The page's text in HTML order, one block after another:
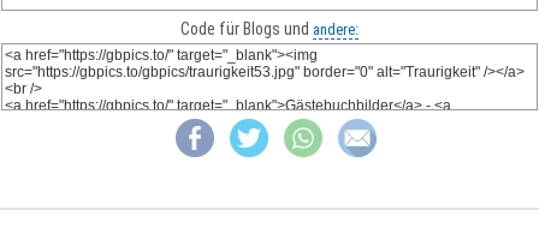
Code für Blogs und andere: